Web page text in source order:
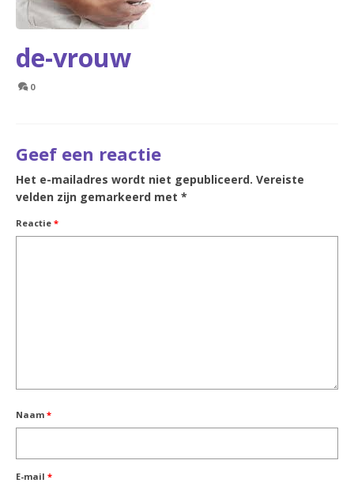
de-vrouw
0
Geef een reactie
Het e-mailadres wordt niet gepubliceerd. Vereiste
velden zijn gemarkeerd met *
Reactie *
Naam *
E-mail *